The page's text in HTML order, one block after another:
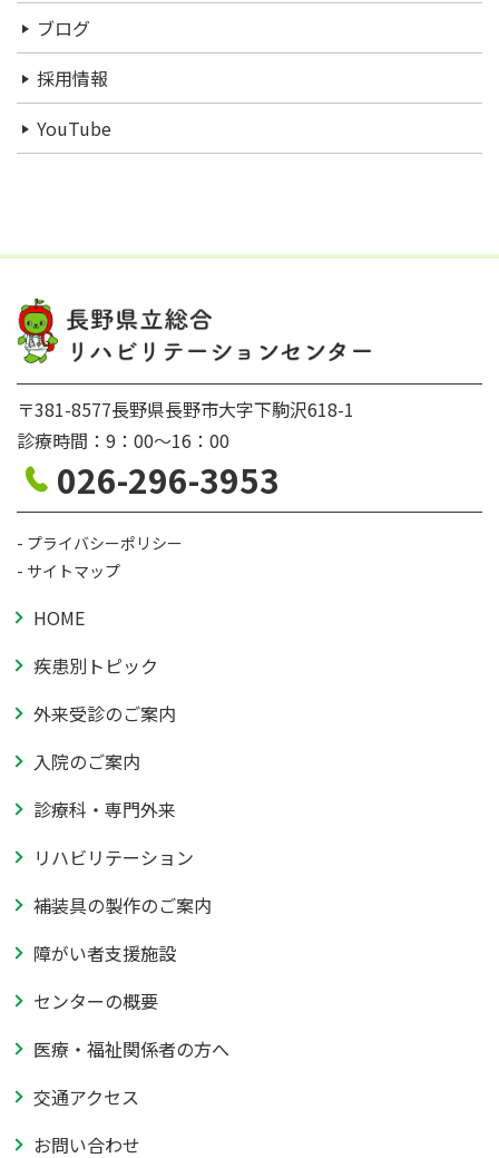
ブログ
採用情報
YouTube
〒381-8577長野県長野市大字下駒沢618-1
診療時間：9：00〜16：00
026-296-3953
プライバシーポリシー
サイトマップ
HOME
疾患別トピック
外来受診のご案内
入院のご案内
診療科・専門外来
リハビリテーション
補装具の製作のご案内
障がい者支援施設
センターの概要
医療・福祉関係者の方へ
交通アクセス
お問い合わせ